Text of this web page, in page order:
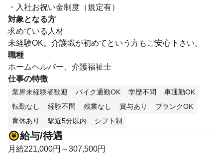
・入社お祝い金制度（規定有）
対象となる方
求めている人材
未経験OK。介護職が初めてという方もご安心下さい。
職種
ホームヘルパー、介護福祉士
仕事の特徴
業界未経験者歓迎 バイク通勤OK 学歴不問
車通勤OK
転勤なし
経験不問 残業なし 賞与あり
ブランクOK
育休あり
駅近5分以内 シフト制
給与/待遇
月給221,000円～307,500円